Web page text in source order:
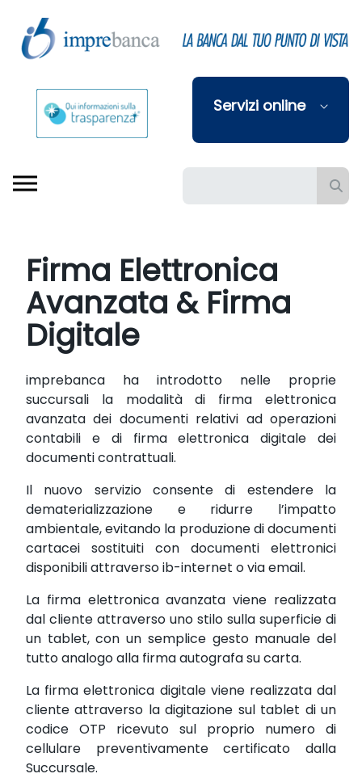
Skip to Main Content
Servizi online
Barra di ricerca
Firma Elettronica
Avanzata & Firma
Digitale
imprebanca ha introdotto nelle proprie
succursali la modalità di firma elettronica
avanzata dei documenti relativi ad operazioni
contabili e di firma elettronica digitale dei
documenti contrattuali.
Il nuovo servizio consente di estendere la
dematerializzazione e ridurre l’impatto
ambientale, evitando la produzione di documenti
cartacei sostituiti con documenti elettronici
disponibili attraverso ib-internet o via email.
La firma elettronica avanzata viene realizzata
dal cliente attraverso uno stilo sulla superficie di
un tablet, con un semplice gesto manuale del
tutto analogo alla firma autografa su carta.
La firma elettronica digitale viene realizzata dal
cliente attraverso la digitazione sul tablet di un
codice OTP ricevuto sul proprio numero di
cellulare preventivamente certificato dalla
Succursale.